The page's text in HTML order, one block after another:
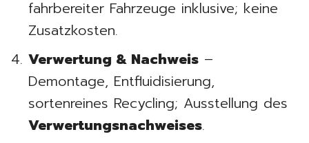
fahrbereiter Fahrzeuge inklusive; keine
Zusatzkosten.
Verwertung & Nachweis –
Demontage, Entfluidisierung,
sortenreines Recycling; Ausstellung des
Verwertungsnachweises.